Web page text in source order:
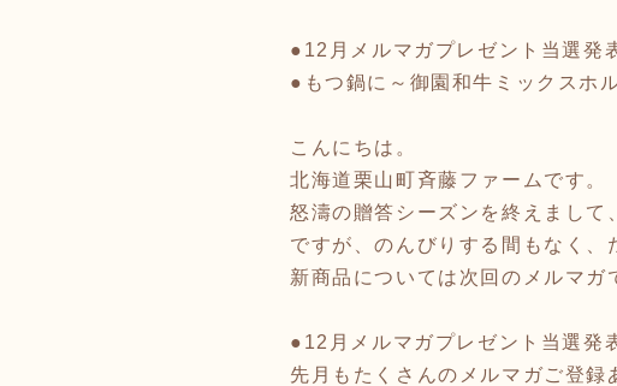
●12月メルマガプレゼント当選発
●もつ鍋に～御園和牛ミックスホ
こんにちは。
北海道栗山町斉藤ファームです。
怒濤の贈答シーズンを終えまして
ですが、のんびりする間もなく、
新商品については次回のメルマ
●12月メルマガプレゼント当選発
先月もたくさんのメルマガご登録